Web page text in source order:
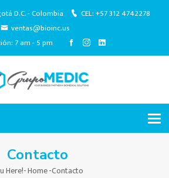
D.C. - Colombia
CEL: +57 312 4742278
ventas@bioinc.us
7 am - 5 pm
Contacto
Here!-Home-Contacto